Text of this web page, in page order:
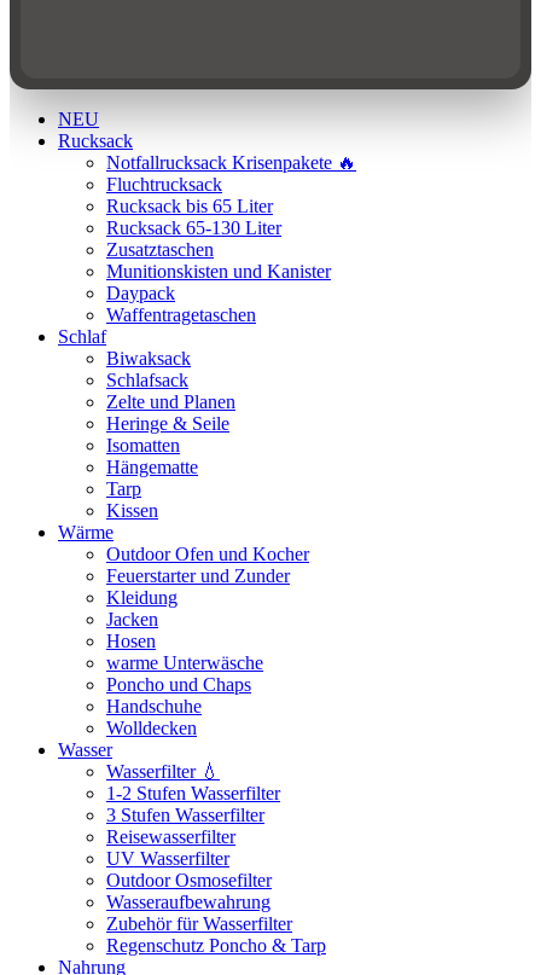
NEU
Rucksack
Notfallrucksack Krisenpakete 🔥
Fluchtrucksack
Rucksack bis 65 Liter
Rucksack 65-130 Liter
Zusatztaschen
Munitionskisten und Kanister
Daypack
Waffentragetaschen
Schlaf
Biwaksack
Schlafsack
Zelte und Planen
Heringe & Seile
Isomatten
Hängematte
Tarp
Kissen
Wärme
Outdoor Ofen und Kocher
Feuerstarter und Zunder
Kleidung
Jacken
Hosen
warme Unterwäsche
Poncho und Chaps
Handschuhe
Wolldecken
Wasser
Wasserfilter 💧
1-2 Stufen Wasserfilter
3 Stufen Wasserfilter
Reisewasserfilter
UV Wasserfilter
Outdoor Osmosefilter
Wasseraufbewahrung
Zubehör für Wasserfilter
Regenschutz Poncho & Tarp
Nahrung